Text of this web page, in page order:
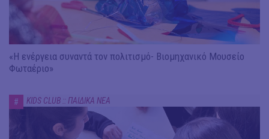
«Η ενέργεια συναντά τον πολιτισμό- Βιομηχανικό Μουσείο
Φωταέριο»
# KIDS CLUB :: ΠΑΙΔΙΚΑ ΝΕΑ